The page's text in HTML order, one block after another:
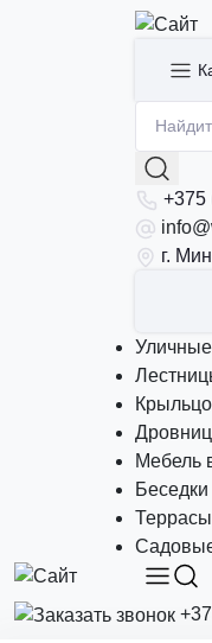
+375
г.
Крыльцо
Мебель
Беседки
Террасы